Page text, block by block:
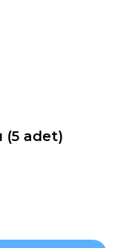
(5 adet)